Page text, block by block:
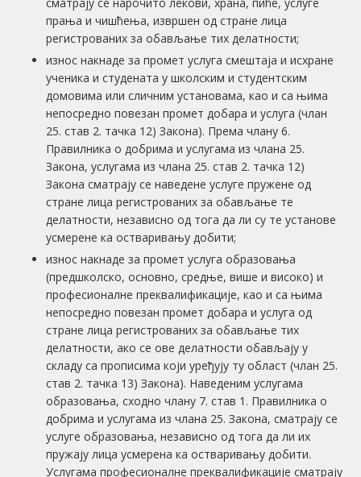
прања и чишћења, извршен од стране лица
регистрованих за обављање тих делатности;
износ накнаде за промет услуга смештаја и исхране
ученика и студената у школским и студентским
домовима или сличним установама, као и са њима
непосредно повезан промет добара и услуга (члан
25. став 2. тачка 12) Закона). Према члану 6.
Правилника о добрима и услугама из члана 25.
Закона, услугама из члана 25. став 2. тачка 12)
Закона сматрају се наведене услуге пружене од
стране лица регистрованих за обављање те
делатности, независно од тога да ли су те установе
усмерене ка остваривању добити;
износ накнаде за промет услуга образовања
(предшколско, основно, средње, више и високо) и
професионалне преквалификације, као и са њима
непосредно повезан промет добара и услуга од
стране лица регистрованих за обављање тих
делатности, ако се ове делатности обављају у
складу са прописима који уређују ту област (члан 25.
став 2. тачка 13) Закона). Наведеним услугама
образовања, сходно члану 7. став 1. Правилника о
добрима и услугама из члана 25. Закона, сматрају се
услуге образовања, независно од тога да ли их
пружају лица усмерена ка остваривању добити.
Услугама професионалне преквалификације сматрају